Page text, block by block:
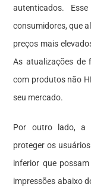
autenticados.
consumidores, que
preços mais
As atualizações de
com produtos não
seu mercado.
Por outro lado, a
proteger os
inferior que
impressões abaixo